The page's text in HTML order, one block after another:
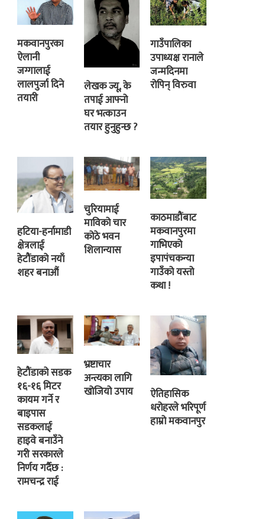
मकवानपुरका
ऐलानी
जग्गालाई
लालपुर्जा दिने
तयारी
लेखक ज्यू, के
तपाई आफ्नो
घर भत्काउन
तयार हुनुहुन्छ ?
गाउँपालिका
उपाध्यक्ष रानाले
जन्मदिनमा
रोपिन् विरुवा
हटिया-हर्नामाडी
क्षेत्रलाई
हेटौंडाको नयाँ
शहर बनाऔं
चुरियामाई
माविको चार
कोठे भवन
शिलान्यास
काठमाडौंबाट
मकवानपुरमा
गाभिएको
इपापंचकन्या
गाउँको यस्तो
कथा !
हेटौंडाको सडक
१६-१६ मिटर
कायम गर्ने र
बाइपास
सडकलाई
हाइवे बनाउँने
गरी सरकारले
निर्णय गर्दैछ :
रामचन्द्र राई
भ्रष्टाचार
अन्त्यका लागि
खोजियो उपाय
ऐतिहासिक
धरोहरले भरिपूर्ण
हाम्रो मकवानपुर